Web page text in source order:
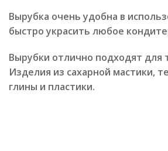
Вырубка очень удобна в
быстро украсить любое
Вырубки отлично подходят для
Изделия из сахарной мастики,
глины и пластики.